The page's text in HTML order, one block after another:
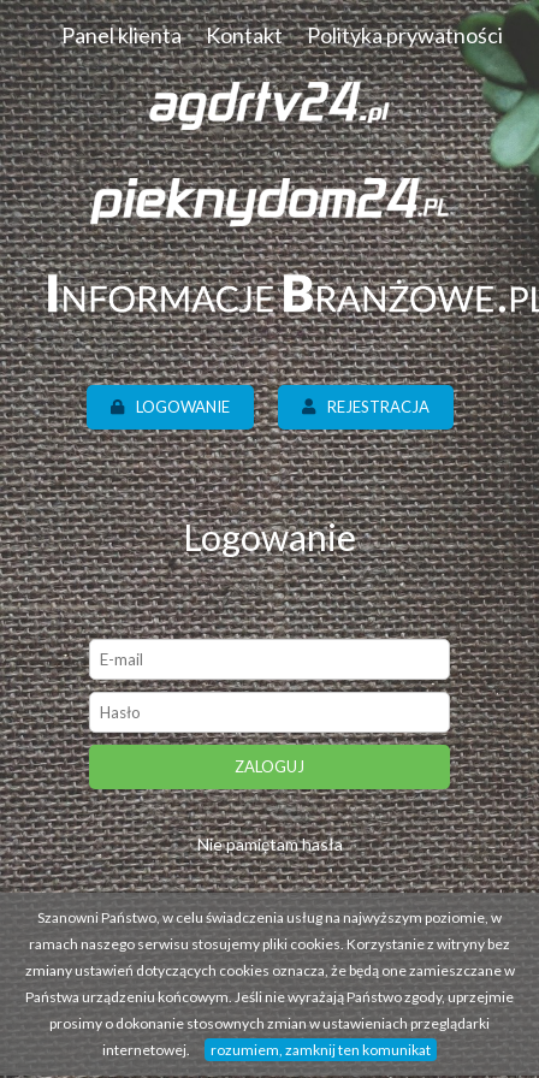
Panel klienta Kontakt Polityka prywatności
LOGOWANIE REJESTRACJA
Logowanie
ZALOGUJ
Nie pamiętam hasła
Szanowni Państwo, w celu świadczenia usług na najwyższym poziomie, w
ramach naszego serwisu stosujemy pliki cookies. Korzystanie z witryny bez
zmiany ustawień dotyczących cookies oznacza, że będą one zamieszczane w
Państwa urządzeniu końcowym. Jeśli nie wyrażają Państwo zgody, uprzejmie
prosimy o dokonanie stosownych zmian w ustawieniach przeglądarki
internetowej.
rozumiem, zamknij ten komunikat